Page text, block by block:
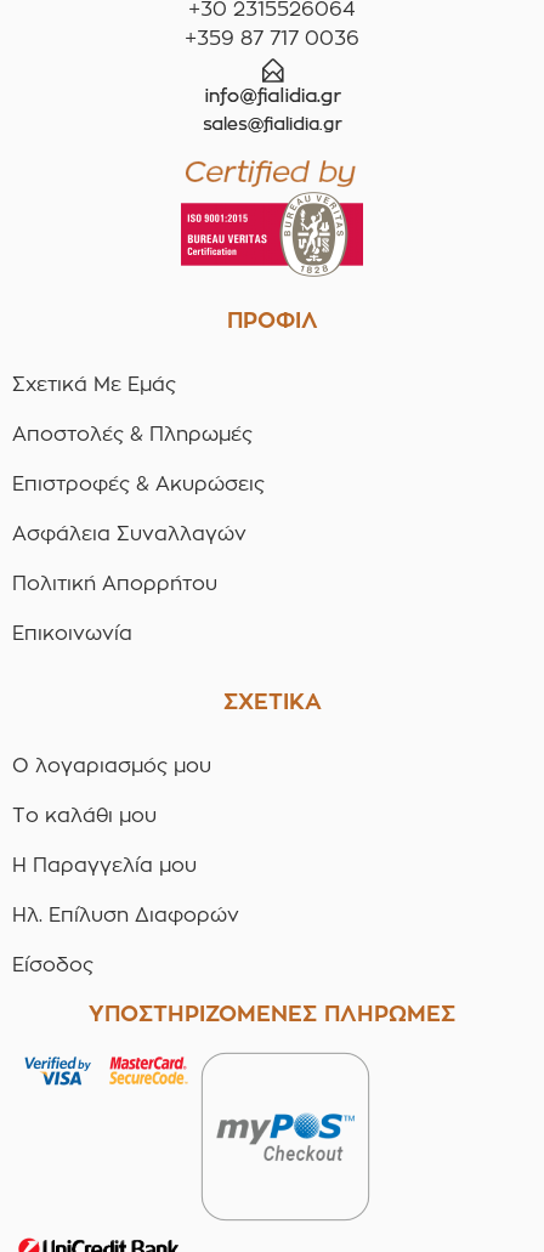
+30 2315526064
+359 87 717 0036
ΠΡΟΦΙΛ
Σχετικά Με Εμάς
Αποστολές & Πληρωμές
Επιστροφές & Ακυρώσεις
Ασφάλεια Συναλλαγών
Πολιτική Απορρήτου
Επικοινωνία
ΣΧΕΤΙΚΑ
Ο λογαριασμός μου
Το καλάθι μου
Η Παραγγελία μου
Ηλ. Επίλυση Διαφορών
Είσοδος
ΥΠΟΣΤΗΡΙΖΟΜΕΝΕΣ ΠΛΗΡΩΜΕΣ